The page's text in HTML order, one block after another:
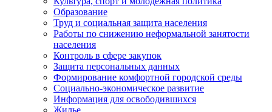
Образование
Труд и социальная защита населения
Работы по снижению неформальной занятости
населения
Контроль в сфере закупок
Защита персональных данных
Формирование комфортной городской среды
Социально-экономическое развитие
Информация для освободившихся